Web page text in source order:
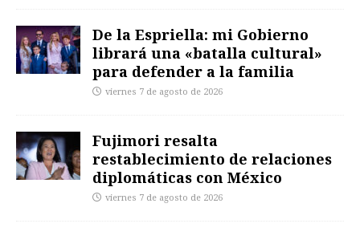
De la Espriella: mi Gobierno
librará una «batalla cultural»
para defender a la familia
viernes 7 de agosto de 2026
Fujimori resalta
restablecimiento de relaciones
diplomáticas con México
viernes 7 de agosto de 2026